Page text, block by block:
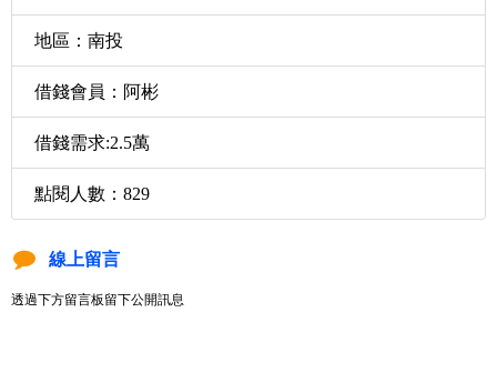
地區：南投
借錢會員：阿彬
借錢需求:2.5萬
點閱人數：829
線上留言
透過下方留言板留下公開訊息